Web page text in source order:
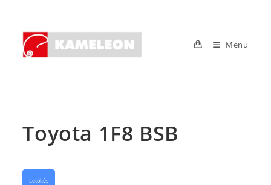
content
Menu
Toyota 1F8 BSB
Letöltés